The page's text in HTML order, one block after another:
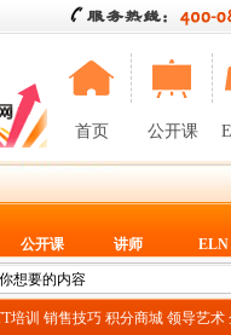
首页 公开课
公开课 讲师 ELN
培训 销售技巧 积分商城 领导艺术